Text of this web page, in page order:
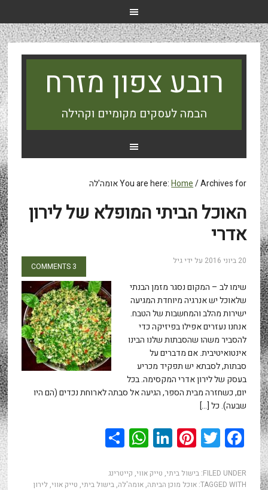
רובע צפון מזרח
הבמה לעסקים מקומיים וקהילה
You are here:Home/Archives for אומה'לה
האוכל הביתי המופלא של לירון
אדרי
20 ביוני 2016 על ידיגיל
3 COMMENTS
שימו לב – המקום נסגר מזמן הבנתי
שלאוכל יש אנרגיה מיוחדת המגיעה
ישירות מהלב והמחשבות של הטבח.
אנחנו נעזרים אפילו בפיזיקה כדי
להסביר משהו שהסבתות שלנו הבינו
אינטואיטיבית. אם מדברים על
סבתות, לסבתא יש תפקיד מכריע
בעסק של לירון אדרי המקסימה. בכל
יום, כשחזרה מבית הספר, הגיעה אל סבתה לארוחת נכדים (הם היו
שבעה). כל […]
Facebook
Twitter
Pinterest
LinkedIn
WhatsApp
Share
FILED UNDER: בישול ביתי, טייק אווי, קייטרינג
TAGGED WITH: אוכל מוכן הביתה, אומה'לה, בישול ביתי, טייק אווי, לירון